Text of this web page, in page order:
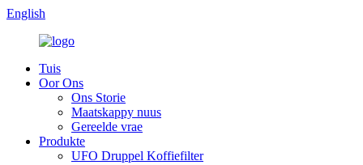
English
Tuis
Oor Ons
Ons Storie
Maatskappy nuus
Gereelde vrae
Produkte
UFO Druppel Koffiefilter